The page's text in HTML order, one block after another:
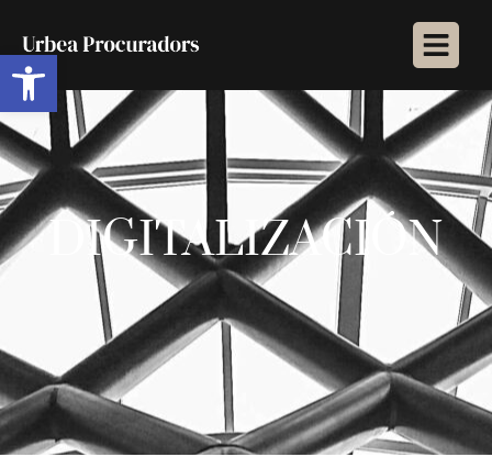
Abrir barra de herramientas
DIGITALIZACIÓN